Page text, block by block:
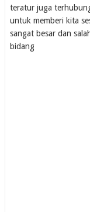
teratur juga
untuk memberi kita
sangat besar dan
bidang